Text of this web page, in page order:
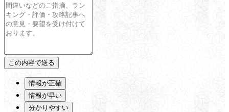
情報が正確
情報が早い
分かりやすい